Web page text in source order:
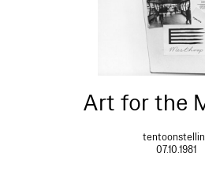
Art for the
07.10.1981